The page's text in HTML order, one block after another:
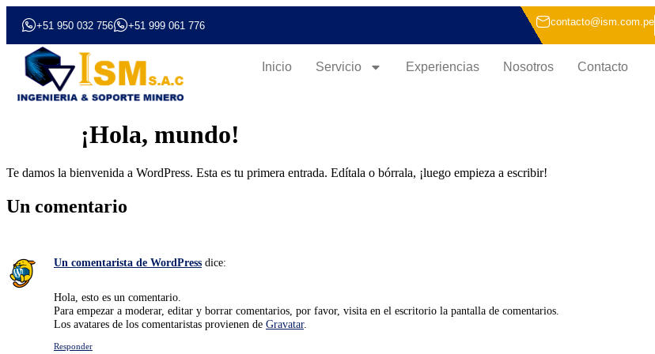
+51 950 032 756 +51 999 061 776 contacto@ism.com.pe
Inicio Servicio Experiencias Nosotros Contacto
¡Hola, mundo!
Te damos la bienvenida a WordPress. Esta es tu primera entrada. Edítala o bórrala, ¡luego empieza a escribir!
Un comentario
Un comentarista de WordPress dice:
Hola, esto es un comentario.
Para empezar a moderar, editar y borrar comentarios, por favor, visita en el escritorio la pantalla de comentarios.
Los avatares de los comentaristas provienen de Gravatar.
Responder